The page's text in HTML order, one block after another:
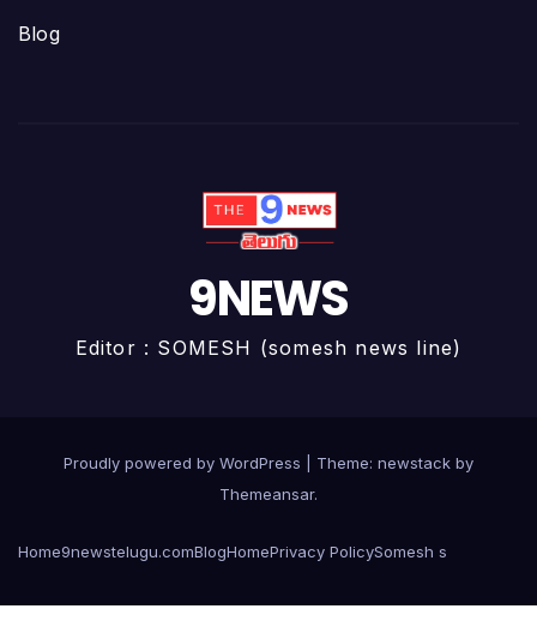
Blog
9NEWS
Editor : SOMESH (somesh news line)
Proudly powered by WordPress
Theme: newstack by
Themeansar.
Home9newstelugu.comBlogHomePrivacy PolicySomesh s